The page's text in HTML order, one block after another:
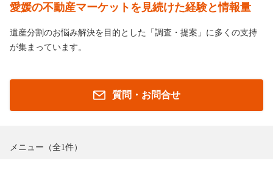
愛媛の不動産マーケットを見続けた経験と情報量
遺産分割のお悩み解決を目的とした「調査・提案」に多くの支持
が集まっています。
質問・お問合せ
メニュー （全1件）